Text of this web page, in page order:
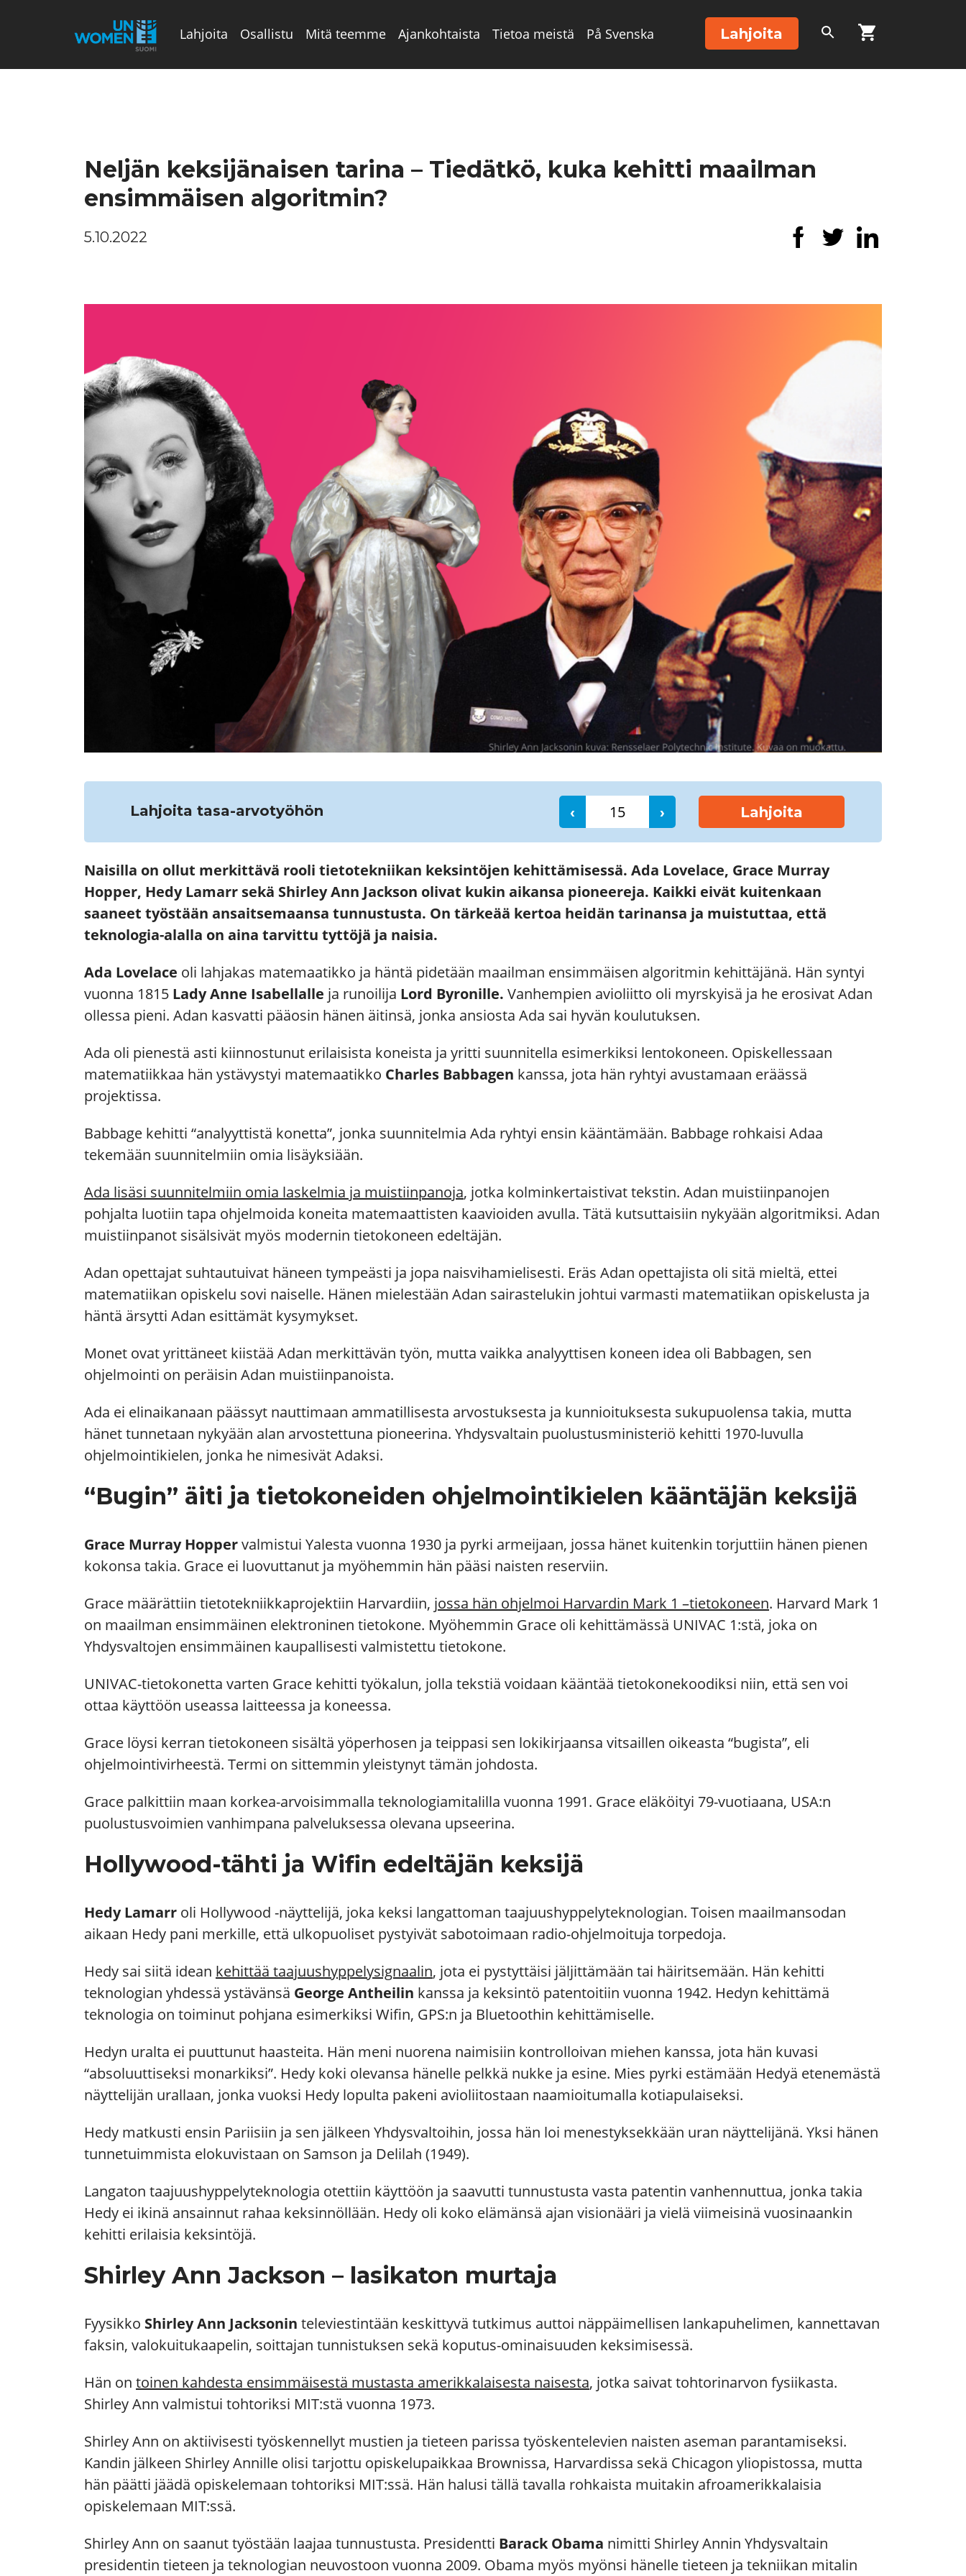
Lahjoita Osallistu Mitä teemme Ajankohtaista Tietoa meistä På Svenska Lahjoita
Neljän keksijänaisen tarina – Tiedätkö, kuka kehitti maailman
ensimmäisen algoritmin?
5.10.2022
Lahjoita tasa-arvotyöhön ‹ › Lahjoita
Naisilla on ollut merkittävä rooli tietotekniikan keksintöjen kehittämisessä. Ada Lovelace, Grace Murray
Hopper, Hedy Lamarr sekä Shirley Ann Jackson olivat kukin aikansa pioneereja. Kaikki eivät kuitenkaan
saaneet työstään ansaitsemaansa tunnustusta. On tärkeää kertoa heidän tarinansa ja muistuttaa, että
teknologia-alalla on aina tarvittu tyttöjä ja naisia.
Ada Lovelace oli lahjakas matemaatikko ja häntä pidetään maailman ensimmäisen algoritmin kehittäjänä. Hän syntyi
vuonna 1815 Lady Anne Isabellalle ja runoilija Lord Byronille. Vanhempien avioliitto oli myrskyisä ja he erosivat Adan
ollessa pieni. Adan kasvatti pääosin hänen äitinsä, jonka ansiosta Ada sai hyvän koulutuksen.
Ada oli pienestä asti kiinnostunut erilaisista koneista ja yritti suunnitella esimerkiksi lentokoneen. Opiskellessaan
matematiikkaa hän ystävystyi matemaatikko Charles Babbagen kanssa, jota hän ryhtyi avustamaan eräässä
projektissa.
Babbage kehitti “analyyttistä konetta”, jonka suunnitelmia Ada ryhtyi ensin kääntämään. Babbage rohkaisi Adaa
tekemään suunnitelmiin omia lisäyksiään.
Ada lisäsi suunnitelmiin omia laskelmia ja muistiinpanoja, jotka kolminkertaistivat tekstin. Adan muistiinpanojen
pohjalta luotiin tapa ohjelmoida koneita matemaattisten kaavioiden avulla. Tätä kutsuttaisiin nykyään algoritmiksi. Adan
muistiinpanot sisälsivät myös modernin tietokoneen edeltäjän.
Adan opettajat suhtautuivat häneen tympeästi ja jopa naisvihamielisesti. Eräs Adan opettajista oli sitä mieltä, ettei
matematiikan opiskelu sovi naiselle. Hänen mielestään Adan sairastelukin johtui varmasti matematiikan opiskelusta ja
häntä ärsytti Adan esittämät kysymykset.
Monet ovat yrittäneet kiistää Adan merkittävän työn, mutta vaikka analyyttisen koneen idea oli Babbagen, sen
ohjelmointi on peräisin Adan muistiinpanoista.
Ada ei elinaikanaan päässyt nauttimaan ammatillisesta arvostuksesta ja kunnioituksesta sukupuolensa takia, mutta
hänet tunnetaan nykyään alan arvostettuna pioneerina. Yhdysvaltain puolustusministeriö kehitti 1970-luvulla
ohjelmointikielen, jonka he nimesivät Adaksi.
“Bugin” äiti ja tietokoneiden ohjelmointikielen kääntäjän keksijä
Grace Murray Hoppervalmistui Yalesta vuonna 1930 ja pyrki armeijaan, jossa hänet kuitenkin torjuttiin hänen pienen
kokonsa takia. Grace ei luovuttanut ja myöhemmin hän pääsi naisten reserviin.
Grace määrättiin tietotekniikkaprojektiin Harvardiin, jossa hän ohjelmoi Harvardin Mark 1 –tietokoneen. Harvard Mark 1
on maailman ensimmäinen elektroninen tietokone. Myöhemmin Grace oli kehittämässä UNIVAC 1:stä, joka on
Yhdysvaltojen ensimmäinen kaupallisesti valmistettu tietokone.
UNIVAC-tietokonetta varten Grace kehitti työkalun, jolla tekstiä voidaan kääntää tietokonekoodiksi niin, että sen voi
ottaa käyttöön useassa laitteessa ja koneessa.
Grace löysi kerran tietokoneen sisältä yöperhosen ja teippasi sen lokikirjaansa vitsaillen oikeasta “bugista”, eli
ohjelmointivirheestä. Termi on sittemmin yleistynyt tämän johdosta.
Grace palkittiin maan korkea-arvoisimmalla teknologiamitalilla vuonna 1991. Grace eläköityi 79-vuotiaana, USA:n
puolustusvoimien vanhimpana palveluksessa olevana upseerina.
Hollywood-tähti ja Wifin edeltäjän keksijä
Hedy Lamarr oli Hollywood -näyttelijä, joka keksi langattoman taajuushyppelyteknologian. Toisen maailmansodan
aikaan Hedy pani merkille, että ulkopuoliset pystyivät sabotoimaan radio-ohjelmoituja torpedoja.
Hedy sai siitä idean kehittää taajuushyppelysignaalin, jota ei pystyttäisi jäljittämään tai häiritsemään. Hän kehitti
teknologian yhdessä ystävänsä George Antheilin kanssa ja keksintö patentoitiin vuonna 1942. Hedyn kehittämä
teknologia on toiminut pohjana esimerkiksi Wifin, GPS:n ja Bluetoothin kehittämiselle.
Hedyn uralta ei puuttunut haasteita. Hän meni nuorena naimisiin kontrolloivan miehen kanssa, jota hän kuvasi
“absoluuttiseksi monarkiksi”. Hedy koki olevansa hänelle pelkkä nukke ja esine. Mies pyrki estämään Hedyä etenemästä
näyttelijän urallaan, jonka vuoksi Hedy lopulta pakeni avioliitostaan naamioitumalla kotiapulaiseksi.
Hedy matkusti ensin Pariisiin ja sen jälkeen Yhdysvaltoihin, jossa hän loi menestyksekkään uran näyttelijänä. Yksi hänen
tunnetuimmista elokuvistaan on Samson ja Delilah (1949).
Langaton taajuushyppelyteknologia otettiin käyttöön ja saavutti tunnustusta vasta patentin vanhennuttua, jonka takia
Hedy ei ikinä ansainnut rahaa keksinnöllään. Hedy oli koko elämänsä ajan visionääri ja vielä viimeisinä vuosinaankin
kehitti erilaisia keksintöjä.
Shirley Ann Jackson – lasikaton murtaja
Fyysikko Shirley Ann Jacksonin televiestintään keskittyvä tutkimus auttoi näppäimellisen lankapuhelimen, kannettavan
faksin, valokuitukaapelin, soittajan tunnistuksen sekä koputus-ominaisuuden keksimisessä.
Hän on toinen kahdesta ensimmäisestä mustasta amerikkalaisesta naisesta, jotka saivat tohtorinarvon fysiikasta.
Shirley Ann valmistui tohtoriksi MIT:stä vuonna 1973.
Shirley Ann on aktiivisesti työskennellyt mustien ja tieteen parissa työskentelevien naisten aseman parantamiseksi.
Kandin jälkeen Shirley Annille olisi tarjottu opiskelupaikkaa Brownissa, Harvardissa sekä Chicagon yliopistossa, mutta
hän päätti jäädä opiskelemaan tohtoriksi MIT:ssä. Hän halusi tällä tavalla rohkaista muitakin afroamerikkalaisia
opiskelemaan MIT:ssä.
Shirley Ann on saanut työstään laajaa tunnustusta. Presidentti Barack Obama nimitti Shirley Annin Yhdysvaltain
presidentin tieteen ja teknologian neuvostoon vuonna 2009. Obama myös myönsi hänelle tieteen ja tekniikan mitalin